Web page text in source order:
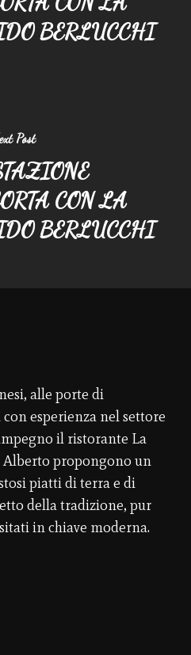
BERLUCCHI
Post
CON LA
BERLUCCHI
alle porte di
esperienza nel settore
il ristorante La
Alberto propongono un
piatti di terra e di
della tradizione, pur
in chiave moderna.